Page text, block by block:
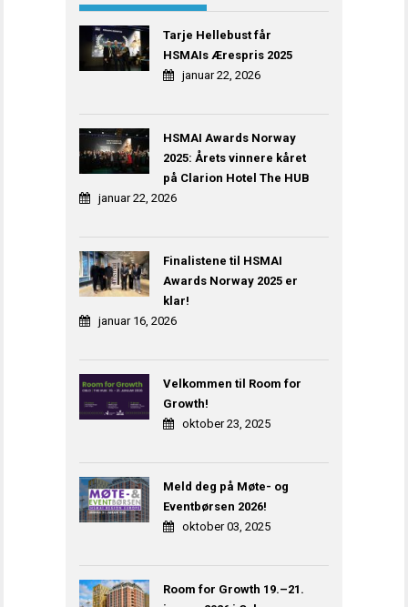
Tarje Hellebust får
HSMAIs Ærespris 2025
januar 22, 2026
HSMAI Awards Norway
2025: Årets vinnere kåret
på Clarion Hotel The HUB
januar 22, 2026
Finalistene til HSMAI
Awards Norway 2025 er
klar!
januar 16, 2026
Velkommen til Room for
Growth!
oktober 23, 2025
Meld deg på Møte- og
Eventbørsen 2026!
oktober 03, 2025
Room for Growth 19.–21.